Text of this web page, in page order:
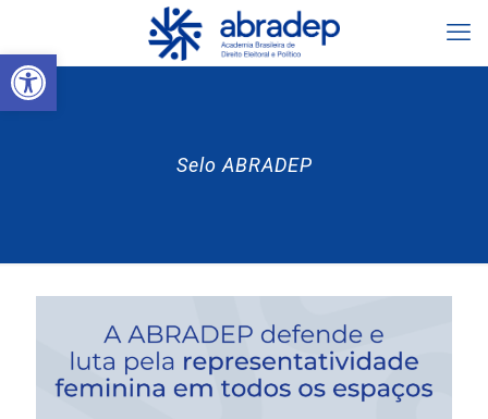
Abrir a barra de ferramentas
Selo ABRADEP